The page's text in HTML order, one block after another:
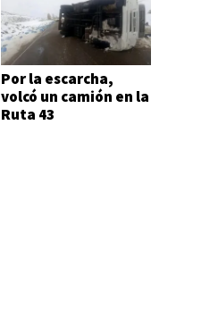
Por la escarcha,
volcó un camión en la
Ruta 43